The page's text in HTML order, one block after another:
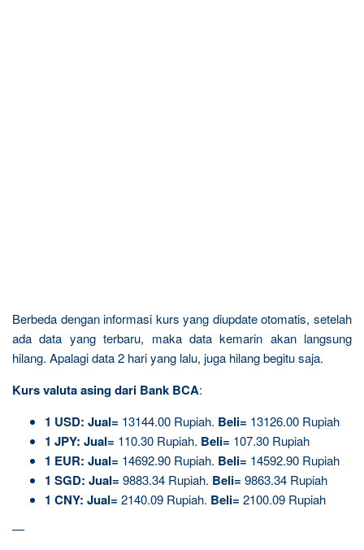
Berbeda dengan informasi kurs yang diupdate otomatis, setelah
ada data yang terbaru, maka data kemarin akan langsung
hilang. Apalagi data 2 hari yang lalu, juga hilang begitu saja.
Kurs valuta asing dari Bank BCA:
1 USD: Jual= 13144.00 Rupiah. Beli= 13126.00 Rupiah
1 JPY: Jual= 110.30 Rupiah. Beli= 107.30 Rupiah
1 EUR: Jual= 14692.90 Rupiah. Beli= 14592.90 Rupiah
1 SGD: Jual= 9883.34 Rupiah. Beli= 9863.34 Rupiah
1 CNY: Jual= 2140.09 Rupiah. Beli= 2100.09 Rupiah
—